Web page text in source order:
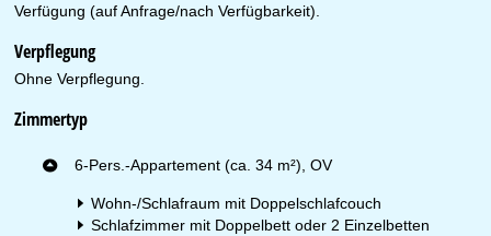
Verfügung (auf Anfrage/nach Verfügbarkeit).
Verpflegung
Ohne Verpflegung.
Zimmertyp
6-Pers.-Appartement (ca. 34 m²), OV
Wohn-/Schlafraum mit Doppelschlafcouch
Schlafzimmer mit Doppelbett oder 2 Einzelbetten